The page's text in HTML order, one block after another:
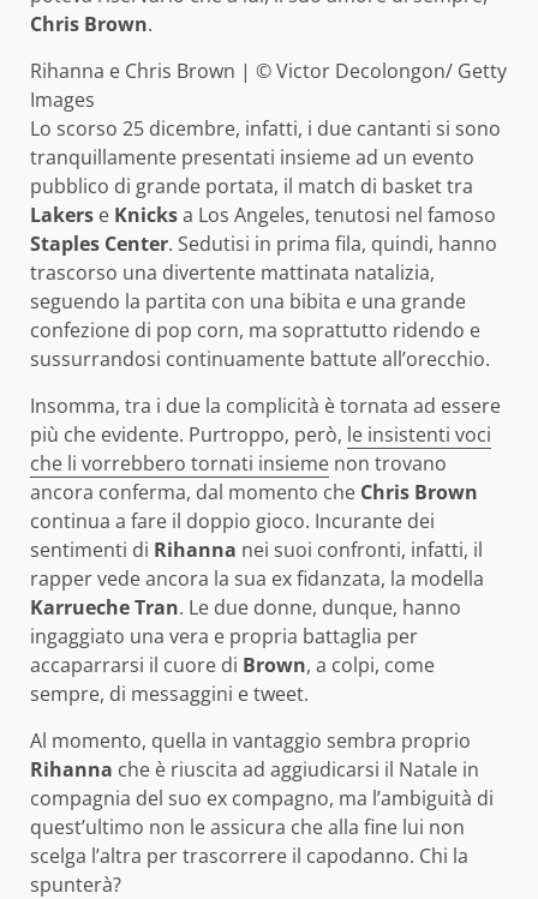
Chris Brown.
Rihanna e Chris Brown | © Victor Decolongon/ Getty
Images
Lo scorso 25 dicembre, infatti, i due cantanti si sono
tranquillamente presentati insieme ad un evento
pubblico di grande portata, il match di basket tra
Lakers e Knicksa Los Angeles, tenutosi nel famoso
Staples Center. Sedutisi in prima fila, quindi, hanno
trascorso una divertente mattinata natalizia,
seguendo la partita con una bibita e una grande
confezione di pop corn, ma soprattutto ridendo e
sussurrandosi continuamente battute all’orecchio.
Insomma, tra i due la complicità è tornata ad essere
più che evidente. Purtroppo, però, le insistenti voci
che li vorrebbero tornati insieme non trovano
ancora conferma, dal momento che Chris Brown
continua a fare il doppio gioco. Incurante dei
sentimenti di Rihanna nei suoi confronti, infatti, il
rapper vede ancora la sua ex fidanzata, la modella
Karrueche Tran. Le due donne, dunque, hanno
ingaggiato una vera e propria battaglia per
accaparrarsi il cuore di Brown, a colpi, come
sempre, di messaggini e tweet.
Al momento, quella in vantaggio sembra proprio
Rihanna che è riuscita ad aggiudicarsi il Natale in
compagnia del suo ex compagno, ma l’ambiguità di
quest’ultimo non le assicura che alla fine lui non
scelga l’altra per trascorrere il capodanno. Chi la
spunterà?